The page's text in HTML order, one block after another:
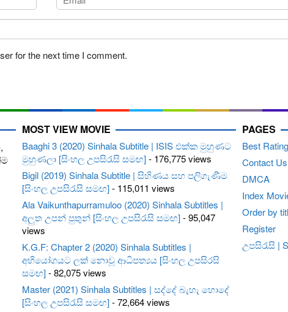
for the next time I comment.
MOST VIEW MOVIE
Baaghi 3 (2020) Sinhala Subtitle | ISIS එක්ක මුහුණට
මුහුණලා [සිංහල උපසිරැසි සමඟ]- 176,775 views
Bigil (2019) Sinhala Subtitle | සිහිණය සහ පලිගැණීම
[සිංහල උපසිරැසි සමඟ]- 115,011 views
Ala Vaikunthapurramuloo (2020) Sinhala Subtitles |
අලුත උපන් පුතුන් [සිංහල උපසිරැසි සමඟ]- 95,047
views
K.G.F: Chapter 2 (2020) Sinhala Subtitles |
අභියෝගයට ලක් නොවූ ආධිපත්‍යය [සිංහල උපසිරසි
සමඟ]- 82,075 views
Master (2021) Sinhala Subtitles | සද්දේ බැහැ හොදේ
[සිංහල උපසිරැසි සමඟ]- 72,664 views
PAGES
Best Rating
Contact Us
DMCA
Index
Order by
Register
උපසිරැසි |